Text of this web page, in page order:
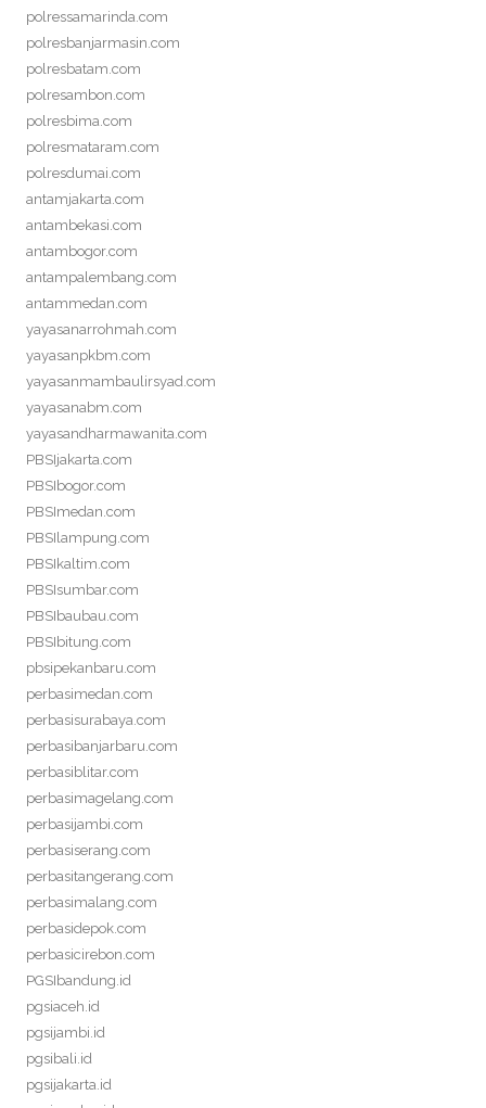
polressamarinda.com
polresbanjarmasin.com
polresbatam.com
polresambon.com
polresbima.com
polresmataram.com
polresdumai.com
antamjakarta.com
antambekasi.com
antambogor.com
antampalembang.com
antammedan.com
yayasanarrohmah.com
yayasanpkbm.com
yayasanmambaulirsyad.com
yayasanabm.com
yayasandharmawanita.com
PBSIjakarta.com
PBSIbogor.com
PBSImedan.com
PBSIlampung.com
PBSIkaltim.com
PBSIsumbar.com
PBSIbaubau.com
PBSIbitung.com
pbsipekanbaru.com
perbasimedan.com
perbasisurabaya.com
perbasibanjarbaru.com
perbasiblitar.com
perbasimagelang.com
perbasijambi.com
perbasiserang.com
perbasitangerang.com
perbasimalang.com
perbasidepok.com
perbasicirebon.com
PGSIbandung.id
pgsiaceh.id
pgsijambi.id
pgsibali.id
pgsijakarta.id